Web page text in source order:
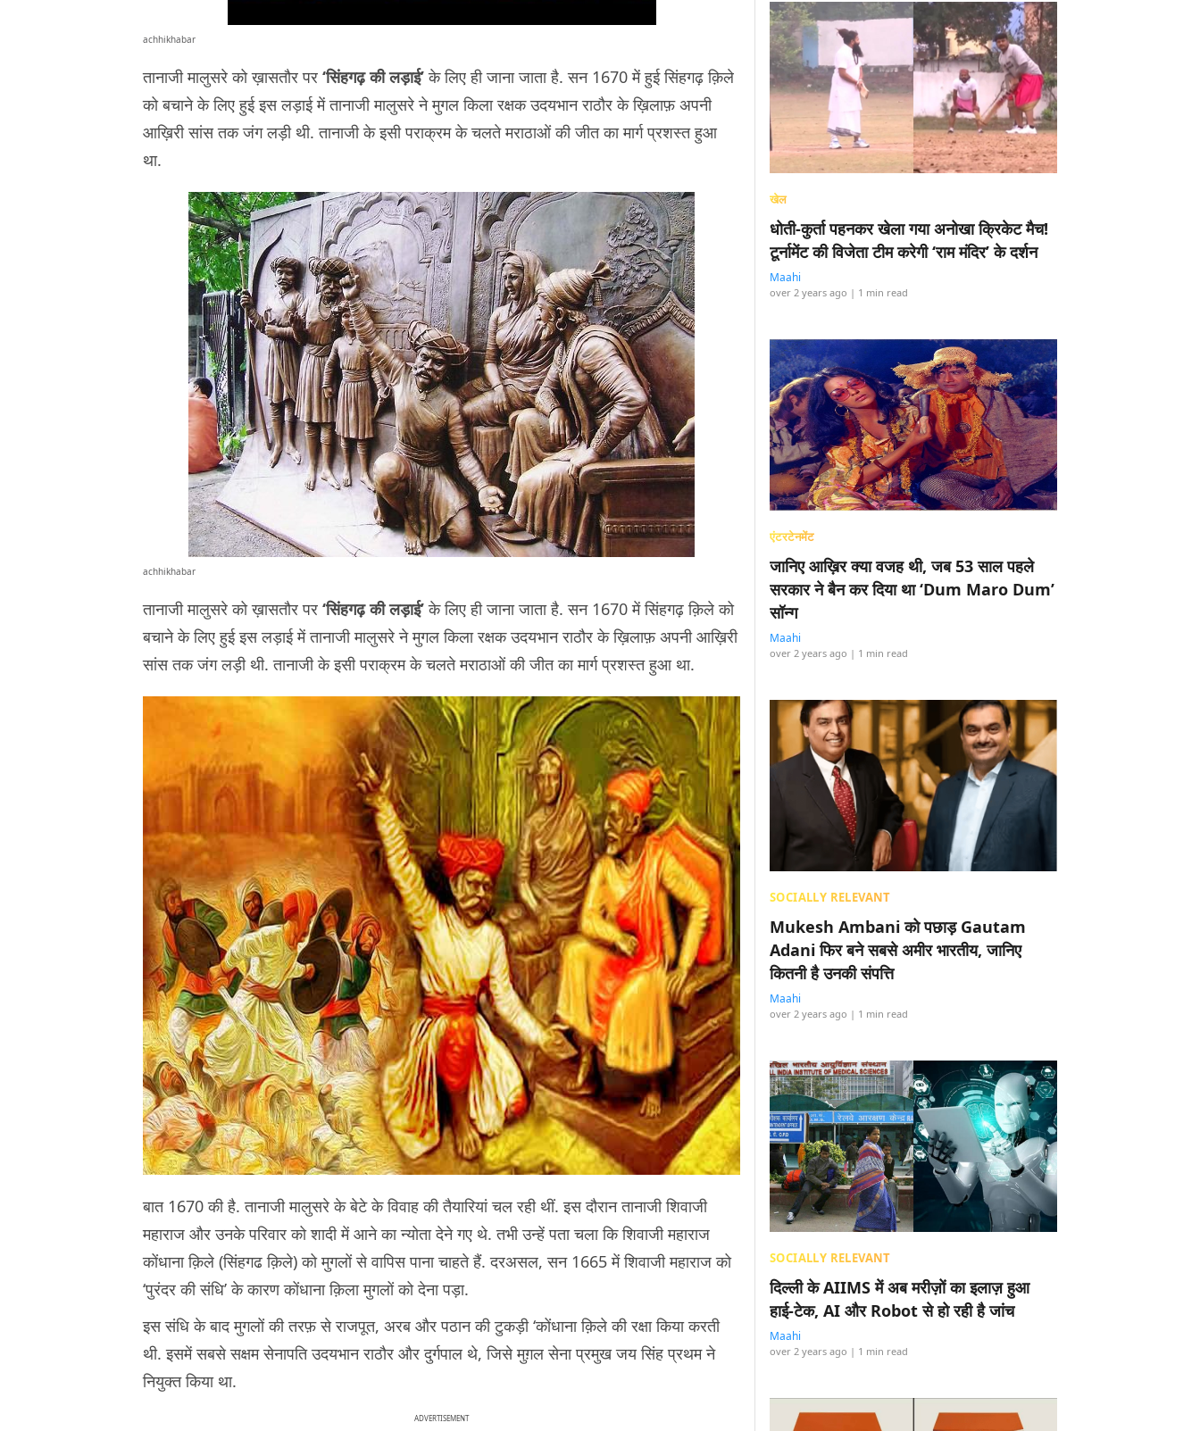
achhikhabar
तानाजी मालुसरे को ख़ासतौर पर ‘सिंहगढ़ की लड़ाई’के लिए ही जाना जाता है. सन 1670 में हुई सिंहगढ़ क़िले
को बचाने के लिए हुई इस लड़ाई में तानाजी मालुसरे ने मुगल किला रक्षक उदयभान राठौर के ख़िलाफ़ अपनी
आख़िरी सांस तक जंग लड़ी थी. तानाजी के इसी पराक्रम के चलते मराठाओं की जीत का मार्ग प्रशस्त हुआ
था.
achhikhabar
तानाजी मालुसरे को ख़ासतौर पर ‘सिंहगढ़ की लड़ाई’के लिए ही जाना जाता है. सन 1670 में सिंहगढ़ क़िले को
बचाने के लिए हुई इस लड़ाई में तानाजी मालुसरे ने मुगल किला रक्षक उदयभान राठौर के ख़िलाफ़ अपनी आख़िरी
सांस तक जंग लड़ी थी. तानाजी के इसी पराक्रम के चलते मराठाओं की जीत का मार्ग प्रशस्त हुआ था.
बात 1670 की है. तानाजी मालुसरे के बेटे के विवाह की तैयारियां चल रही थीं. इस दौरान तानाजी शिवाजी
महाराज और उनके परिवार को शादी में आने का न्योता देने गए थे. तभी उन्हें पता चला कि शिवाजी महाराज
कोंधाना क़िले (सिंहगढ क़िले) को मुगलों से वापिस पाना चाहते हैं. दरअसल, सन 1665 में शिवाजी महाराज को
‘पुरंदर की संधि’ के कारण कोंधाना क़िला मुगलों को देना पड़ा.
इस संधि के बाद मुगलों की तरफ़ से राजपूत, अरब और पठान की टुकड़ी ‘कोंधाना क़िले की रक्षा किया करती
थी. इसमें सबसे सक्षम सेनापति उदयभान राठौर और दुर्गपाल थे, जिसे मुग़ल सेना प्रमुख जय सिंह प्रथम ने
नियुक्त किया था.
ADVERTISEMENT
खेल
धोती-कुर्ता पहनकर खेला गया अनोखा क्रिकेट मैच!
टूर्नामेंट की विजेता टीम करेगी ‘राम मंदिर’ के दर्शन
Maahi
over 2 years ago | 1 min read
एंटरटेनमेंट
जानिए आख़िर क्या वजह थी, जब 53 साल पहले
सरकार ने बैन कर दिया था ‘Dum Maro Dum’
सॉन्ग
Maahi
over 2 years ago | 1 min read
SOCIALLY RELEVANT
Mukesh Ambani को पछाड़ Gautam
Adani फिर बने सबसे अमीर भारतीय, जानिए
कितनी है उनकी संपत्ति
Maahi
over 2 years ago | 1 min read
SOCIALLY RELEVANT
दिल्ली के AIIMS में अब मरीज़ों का इलाज़ हुआ
हाई-टेक, AI और Robot से हो रही है जांच
Maahi
over 2 years ago | 1 min read